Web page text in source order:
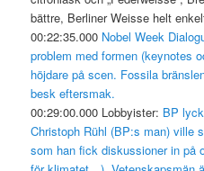
bättre, Berliner Weisse helt
00:22:35.000 Nobel Week
problem med formen (keynotes
höjdare på scen. Fossila
besk eftersmak.
00:29:00.000 Lobbyister: BP
Christoph Rühl (BP:s man) ville
som han fick diskussioner in på